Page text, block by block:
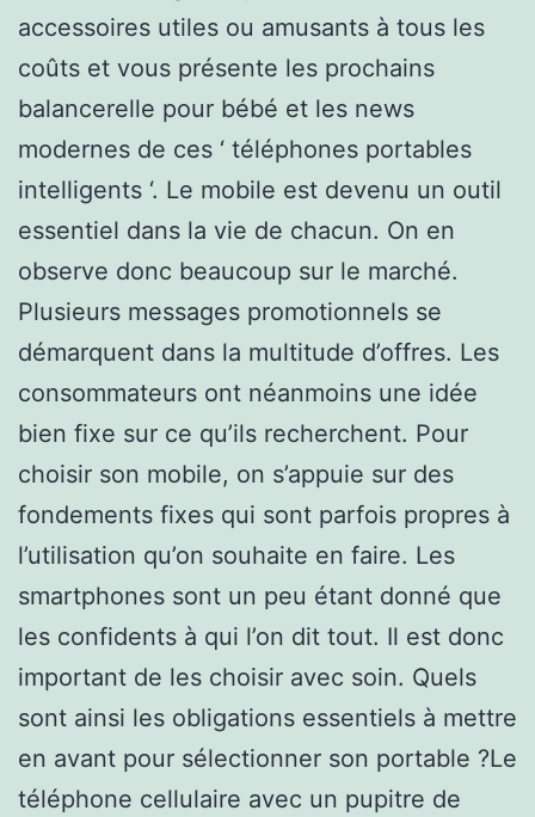
accessoires utiles ou amusants à tous les
coûts et vous présente les prochains
balancerelle pour bébé et les news
modernes de ces ‘ téléphones portables
intelligents ‘. Le mobile est devenu un outil
essentiel dans la vie de chacun. On en
observe donc beaucoup sur le marché.
Plusieurs messages promotionnels se
démarquent dans la multitude d’offres. Les
consommateurs ont néanmoins une idée
bien fixe sur ce qu’ils recherchent. Pour
choisir son mobile, on s’appuie sur des
fondements fixes qui sont parfois propres à
l’utilisation qu’on souhaite en faire. Les
smartphones sont un peu étant donné que
les confidents à qui l’on dit tout. Il est donc
important de les choisir avec soin. Quels
sont ainsi les obligations essentiels à mettre
en avant pour sélectionner son portable ?Le
téléphone cellulaire avec un pupitre de